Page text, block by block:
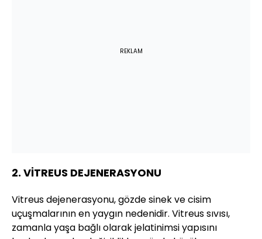
REKLAM
2. VİTREUS DEJENERASYONU
Vitreus dejenerasyonu, gözde sinek ve cisim
uçuşmalarının en yaygın nedenidir. Vitreus sıvısı,
zamanla yaşa bağlı olarak jelatinimsi yapısını